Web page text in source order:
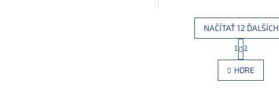
O
v
l
NAČÍTAŤ 12 ĎALŠÍCH
S
t
r
á
n
1 2
HORE